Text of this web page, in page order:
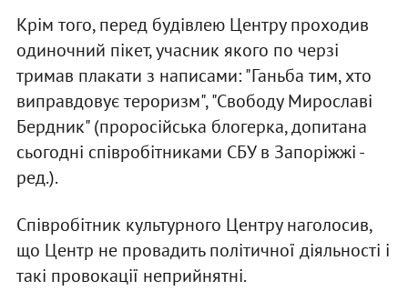
Крім того, перед будівлею Центру проходив
одиночний пікет, учасник якого по черзі
тримав плакати з написами: "Ганьба тим, хто
виправдовує тероризм", "Свободу Мирославі
Бердник" (проросійська блогерка, допитана
сьогодні співробітниками СБУ в Запоріжжі -
ред.).
Співробітник культурного Центру наголосив,
що Центр не провадить політичної діяльності і
такі провокації неприйнятні.